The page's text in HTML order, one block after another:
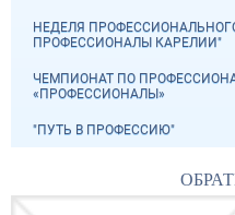
НЕДЕЛЯ
ПРОФЕССИОНАЛЫ КАРЕЛИИ"
ЧЕМПИОНАТ ПО
«ПРОФЕССИОНАЛЫ»
"ПУТЬ В ПРОФЕССИЮ"